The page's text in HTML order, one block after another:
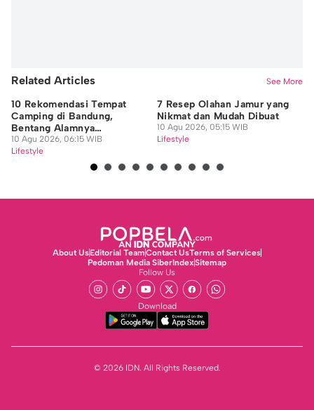
Related Articles See More
10 Rekomendasi Tempat
Camping di Bandung,
Bentang Alamnya
Menakjubkan!
10 Agu 2026, 06:15 WIB
Lifestyle
7 Resep Olahan Jamur yang
Nikmat dan Mudah Dibuat
10 Agu 2026, 05:15 WIB
Lifestyle
About UsEditorial TeamContact UsTerms of Services
Pedoman Media SiberIndexSitemap
Follow Us
Download
© 2026 IDN. All Rights Reserved.